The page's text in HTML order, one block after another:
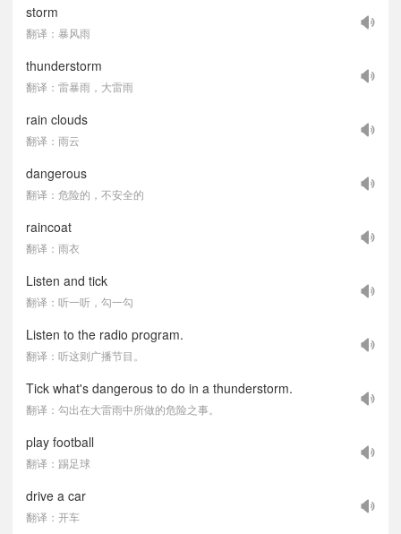
storm
翻译：暴风雨
thunderstorm
翻译：雷暴雨，大雷雨
rain clouds
翻译：雨云
dangerous
翻译：危险的，不安全的
raincoat
翻译：雨衣
Listen and tick
翻译：听一听，勾一勾
Listen to the radio program.
翻译：听这则广播节目。
Tick what's dangerous to do in a thunderstorm.
翻译：勾出在大雷雨中所做的危险之事。
play football
翻译：踢足球
drive a car
翻译：开车